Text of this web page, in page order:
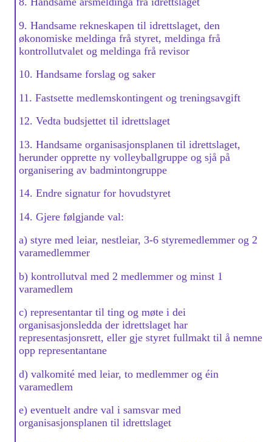
9. Handsame rekneskapen til idrettslaget, den
økonomiske meldinga frå styret, meldinga frå
kontrollutvalet og meldinga frå revisor
10. Handsame forslag og saker
11. Fastsette medlemskontingent og treningsavgift
12. Vedta budsjettet til idrettslaget
13. Handsame organisasjonsplanen til idrettslaget,
herunder opprette ny volleyballgruppe og sjå på
organisering av badmintongruppe
14. Endre signatur for hovudstyret
14. Gjere følgjande val:
a) styre med leiar, nestleiar, 3-6 styremedlemmer og 2
varamedlemmer
b) kontrollutval med 2 medlemmer og minst 1
varamedlem
c) representantar til ting og møte i dei
organisasjonsledda der idrettslaget har
representasjonsrett, eller gje styret fullmakt til å nemne
opp representantane
d) valkomité med leiar, to medlemmer og éin
varamedlem
e) eventuelt andre val i samsvar med
organisasjonsplanen til idrettslaget